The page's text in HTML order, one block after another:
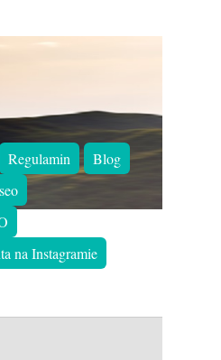
Regulamin
Blog
na Instagramie